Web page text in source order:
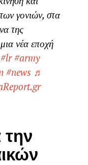
γονιών, στα
της
νέα εποχή
#lr #army
#news ♬
την